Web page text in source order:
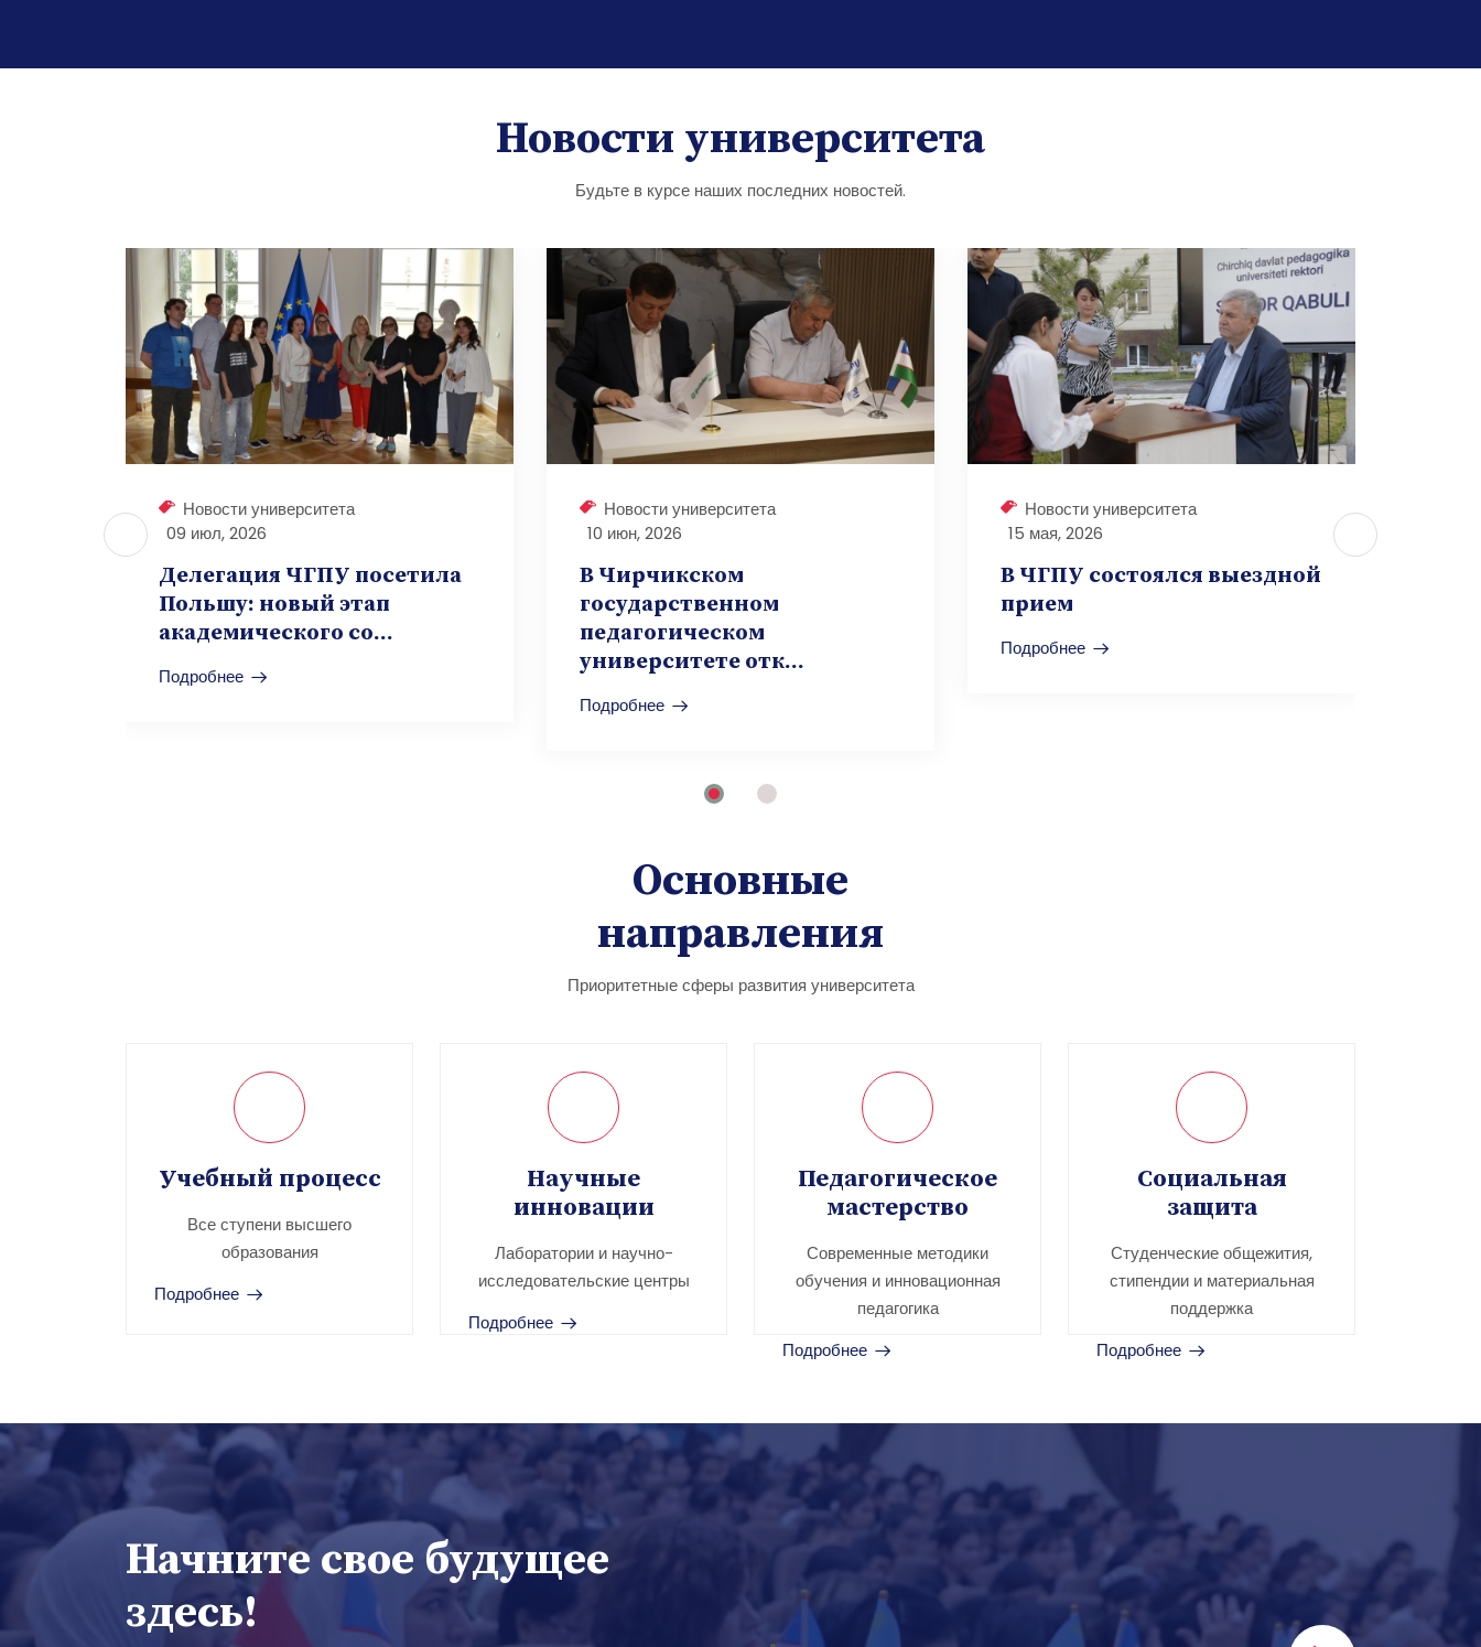
Новости университета
Будьте в курсе наших последних новостей.
Новости университета
09 июл, 2026
Делегация ЧГПУ посетила
Польшу: новый этап
академического со...
Подробнее
Новости университета
10 июн, 2026
В Чирчикском
государственном
педагогическом
университете отк...
Подробнее
Новости университета
15 мая, 2026
В ЧГПУ состоялся выездной
прием
Подробнее
Основные
направления
Приоритетные сферы развития университета
Учебный процесс
Все ступени высшего
образования
Подробнее
Научные
инновации
Лаборатории и научно-
исследовательские центры
Подробнее
Педагогическое
мастерство
Современные методики
обучения и инновационная
педагогика
Подробнее
Социальная
защита
Студенческие общежития,
стипендии и материальная
поддержка
Подробнее
Начните свое будущее
здесь!